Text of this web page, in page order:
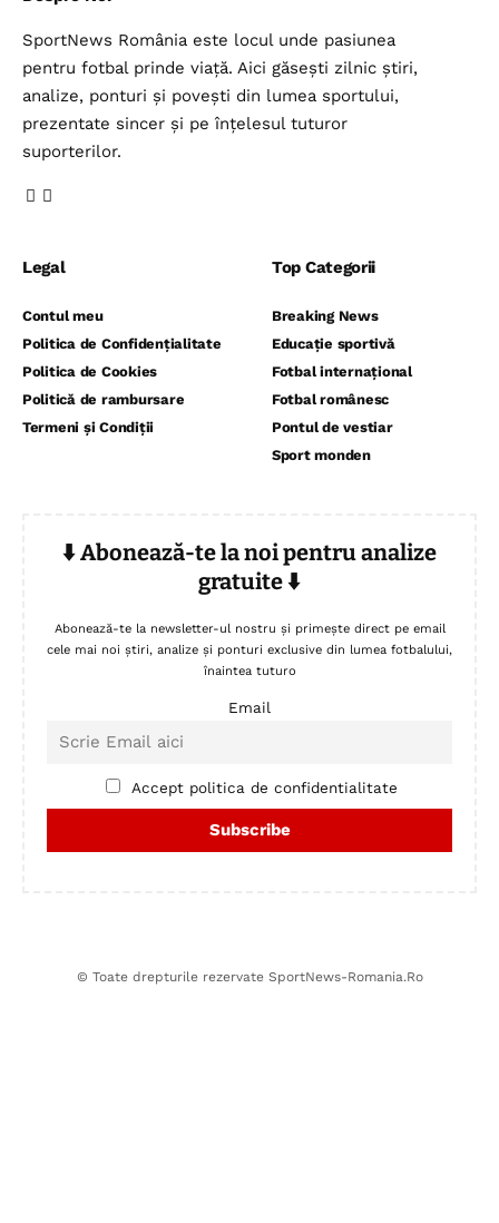
SportNews România este locul unde pasiunea
pentru fotbal prinde viață. Aici găsești zilnic știri,
analize, ponturi și povești din lumea sportului,
prezentate sincer și pe înțelesul tuturor
suporterilor.
Legal
Contul meu
Politica de Confidențialitate
Politica de Cookies
Politică de rambursare
Termeni și Condiții
Top Categorii
Breaking News
Educație sportivă
Fotbal internațional
Fotbal românesc
Pontul de vestiar
Sport monden
⬇️ Abonează-te la noi pentru analize
gratuite ⬇️
Abonează-te la newsletter-ul nostru și primește direct pe email
cele mai noi știri, analize și ponturi exclusive din lumea fotbalului,
înaintea tuturo
Email
Accept politica de confidentialitate
© Toate drepturile rezervate SportNews-Romania.Ro